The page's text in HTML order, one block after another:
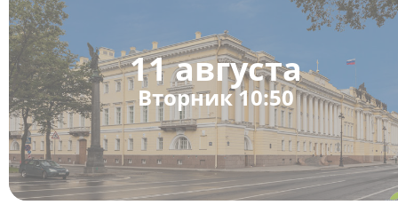
11 августа
Вторник 10:50